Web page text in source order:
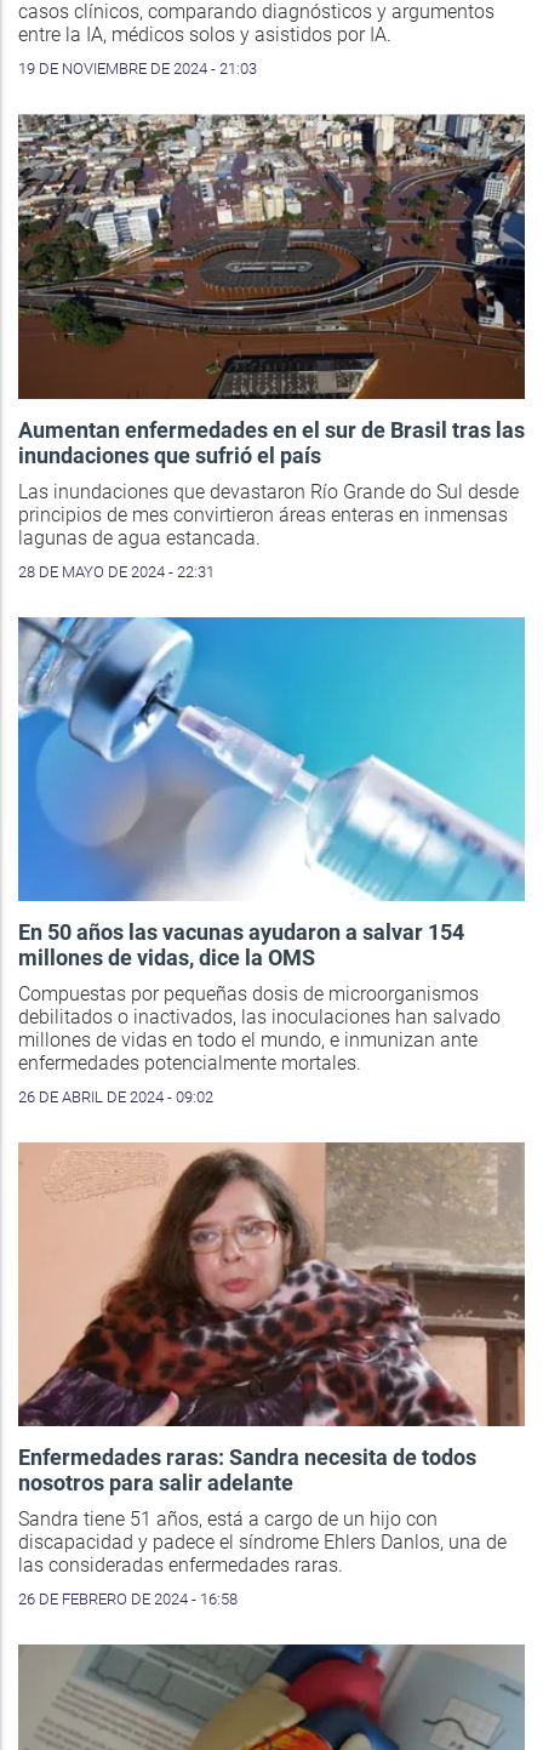
casos clínicos, comparando diagnósticos y argumentos
entre la IA, médicos solos y asistidos por IA.
19 DE NOVIEMBRE DE 2024 - 21:03
Aumentan enfermedades en el sur de Brasil tras las
inundaciones que sufrió el país
Las inundaciones que devastaron Río Grande do Sul desde
principios de mes convirtieron áreas enteras en inmensas
lagunas de agua estancada.
28 DE MAYO DE 2024 - 22:31
En 50 años las vacunas ayudaron a salvar 154
millones de vidas, dice la OMS
Compuestas por pequeñas dosis de microorganismos
debilitados o inactivados, las inoculaciones han salvado
millones de vidas en todo el mundo, e inmunizan ante
enfermedades potencialmente mortales.
26 DE ABRIL DE 2024 - 09:02
Enfermedades raras: Sandra necesita de todos
nosotros para salir adelante
Sandra tiene 51 años, está a cargo de un hijo con
discapacidad y padece el síndrome Ehlers Danlos, una de
las consideradas enfermedades raras.
26 DE FEBRERO DE 2024 - 16:58